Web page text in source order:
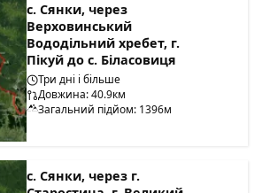
с. Сянки, через
Верховинський
Вододільний хребет, г.
Пікуй до с. Біласовиця
Три дні і більше
Довжина: 40.9км
Загальний підйом: 1396м
с. Сянки, через г.